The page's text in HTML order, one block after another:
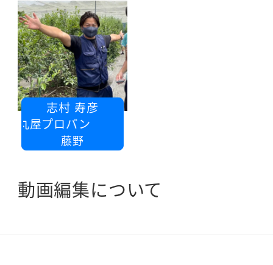
志村 寿彦
丸屋プロパン
藤野
動画編集について